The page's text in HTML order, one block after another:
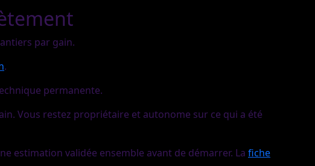
par gain.
.
permanente.
Vous restez propriétaire et autonome sur ce qui a été
estimation validée ensemble avant de démarrer. La fiche